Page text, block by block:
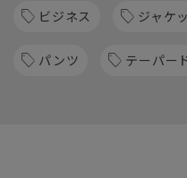
ビジネス ジャケ
パンツ テーパー